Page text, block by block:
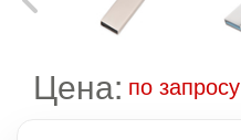
Цена: по запросу